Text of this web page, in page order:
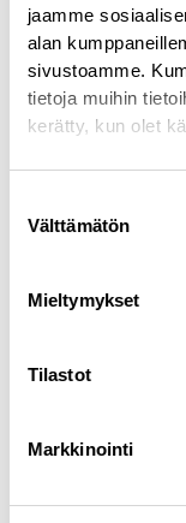
jaamme
alan
sivustoamme.
tietoja muihin
kerätty, kun olet
valinta
Välttämätön
Mieltymykset
Tilastot
Markkinointi
27.4.2026
Alavieskan,
Pyhäjoen ja
urakoitsija
jätekuljetusten
Lue lisää »